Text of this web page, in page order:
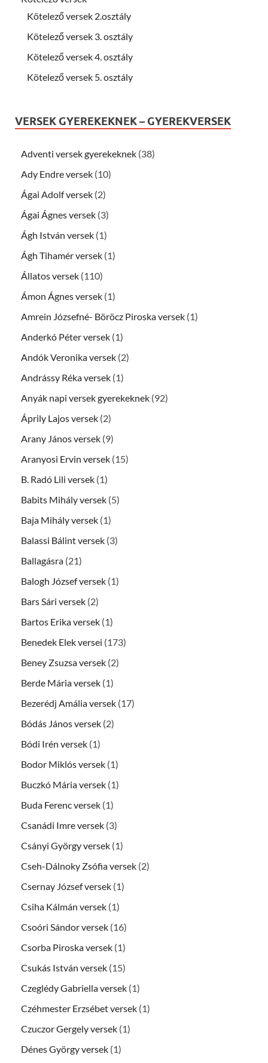
Kötelező versek 2.osztály
Kötelező versek 3. osztály
Kötelező versek 4. osztály
Kötelező versek 5. osztály
VERSEK GYEREKEKNEK – GYEREKVERSEK
Adventi versek gyerekeknek (38)
Ady Endre versek (10)
Ágai Adolf versek (2)
Ágai Ágnes versek (3)
Ágh István versek (1)
Ágh Tihamér versek (1)
Állatos versek (110)
Ámon Ágnes versek (1)
Amrein Józsefné- Böröcz Piroska versek (1)
Anderkó Péter versek (1)
Andók Veronika versek (2)
Andrássy Réka versek (1)
Anyák napi versek gyerekeknek (92)
Áprily Lajos versek (2)
Arany János versek (9)
Aranyosi Ervin versek (15)
B. Radó Lili versek (1)
Babits Mihály versek (5)
Baja Mihály versek (1)
Balassi Bálint versek (3)
Ballagásra (21)
Balogh József versek (1)
Bars Sári versek (2)
Bartos Erika versek (1)
Benedek Elek versei (173)
Beney Zsuzsa versek (2)
Berde Mária versek (1)
Bezerédj Amália versek (17)
Bódás János versek (2)
Bódi Irén versek (1)
Bodor Miklós versek (1)
Buczkó Mária versek (1)
Buda Ferenc versek (1)
Csanádi Imre versek (3)
Csányi György versek (1)
Cseh-Dálnoky Zsófia versek (2)
Csernay József versek (1)
Csiha Kálmán versek (1)
Csoóri Sándor versek (16)
Csorba Piroska versek (1)
Csukás István versek (15)
Czeglédy Gabriella versek (1)
Czéhmester Erzsébet versek (1)
Czuczor Gergely versek (1)
Dénes György versek (1)